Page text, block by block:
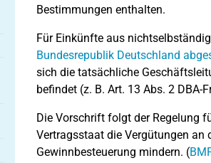
Bestimmungen enthalten.
Für Einkünfte aus
Bundesrepublik Deutschland
sich die tatsächliche
befindet (z. B. Art. 13 Abs. 2 DBA-
Die Vorschrift folgt der Regelung
Vertragsstaat die Vergütungen an
Gewinnbesteuerung mindern. (